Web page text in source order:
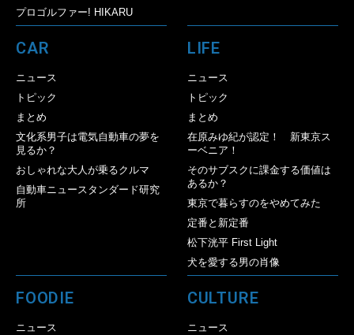
プロゴルファー! HIKARU
CAR
ニュース
トピック
まとめ
文化系男子は電気自動車の夢を
見るか？
おしゃれな大人が乗るクルマ
自動車ニュースタンダード研究
所
LIFE
ニュース
トピック
まとめ
在原みゆ紀が認定！ 新東京ス
ーベニア！
そのサブスクに課金する価値は
あるか？
東京で暮らすのをやめてみた
定番と新定番
松下洸平 First Light
犬を愛する男の肖像
FOODIE
ニュース
CULTURE
ニュース